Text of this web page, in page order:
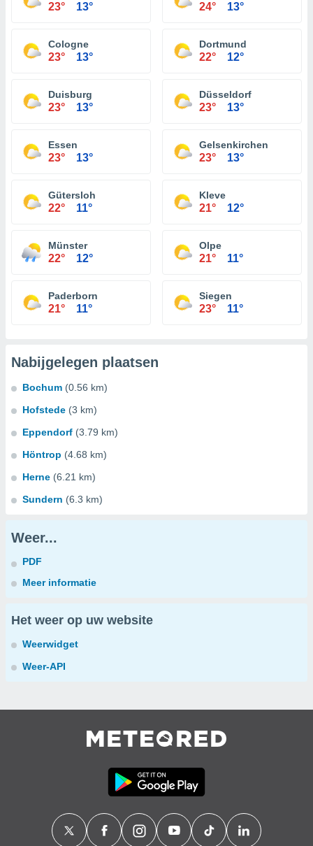
23° 13° 24° 13°
Cologne
23° 13°
Dortmund
22° 12°
Duisburg
23° 13°
Düsseldorf
23° 13°
Essen
23° 13°
Gelsenkirchen
23° 13°
Gütersloh
22° 11°
Kleve
21° 12°
Münster
22° 12°
Olpe
21° 11°
Paderborn
21° 11°
Siegen
23° 11°
Nabijgelegen plaatsen
Bochum (0.56 km)
Hofstede (3 km)
Eppendorf (3.79 km)
Höntrop (4.68 km)
Herne (6.21 km)
Sundern (6.3 km)
Weer...
PDF
Meer informatie
Het weer op uw website
Weerwidget
Weer-API